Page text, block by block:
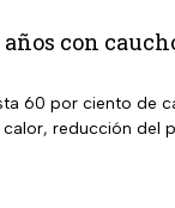
con
60 por ciento de
reducción del